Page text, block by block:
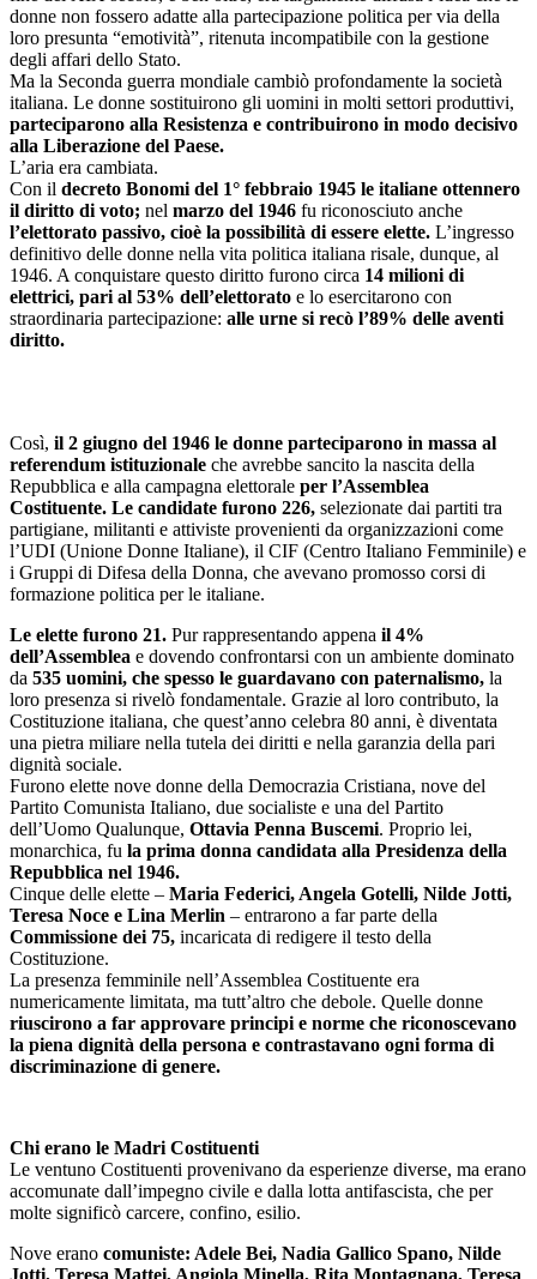
donne non fossero adatte alla partecipazione politica per via della
loro presunta “emotività”, ritenuta incompatibile con la gestione
degli affari dello Stato.
Ma la Seconda guerra mondiale cambiò profondamente la società
italiana. Le donne sostituirono gli uomini in molti settori produttivi,
parteciparono alla Resistenza e contribuirono in modo decisivo
alla Liberazione del Paese.
L’aria era cambiata.
Con il decreto Bonomi del 1° febbraio 1945 le italiane ottennero
il diritto di voto; nel marzo del 1946 fu riconosciuto anche
l’elettorato passivo, cioè la possibilità di essere elette. L’ingresso
definitivo delle donne nella vita politica italiana risale, dunque, al
1946. A conquistare questo diritto furono circa 14 milioni di
elettrici, pari al 53% dell’elettorato e lo esercitarono con
straordinaria partecipazione: alle urne si recò l’89% delle aventi
diritto.
Così, il 2 giugno del 1946 le donne parteciparono in massa al
referendum istituzionale che avrebbe sancito la nascita della
Repubblica e alla campagna elettorale per l’Assemblea
Costituente. Le candidate furono 226, selezionate dai partiti tra
partigiane, militanti e attiviste provenienti da organizzazioni come
l’UDI (Unione Donne Italiane), il CIF (Centro Italiano Femminile) e
i Gruppi di Difesa della Donna, che avevano promosso corsi di
formazione politica per le italiane.
Le elette furono 21. Pur rappresentando appena il 4%
dell’Assemblea e dovendo confrontarsi con un ambiente dominato
da 535 uomini, che spesso le guardavano con paternalismo, la
loro presenza si rivelò fondamentale. Grazie al loro contributo, la
Costituzione italiana, che quest’anno celebra 80 anni, è diventata
una pietra miliare nella tutela dei diritti e nella garanzia della pari
dignità sociale.
Furono elette nove donne della Democrazia Cristiana, nove del
Partito Comunista Italiano, due socialiste e una del Partito
dell’Uomo Qualunque, Ottavia Penna Buscemi. Proprio lei,
monarchica, fu la prima donna candidata alla Presidenza della
Repubblica nel 1946.
Cinque delle elette – Maria Federici, Angela Gotelli, Nilde Jotti,
Teresa Noce e Lina Merlin – entrarono a far parte della
Commissione dei 75, incaricata di redigere il testo della
Costituzione.
La presenza femminile nell’Assemblea Costituente era
numericamente limitata, ma tutt’altro che debole. Quelle donne
riuscirono a far approvare principi e norme che riconoscevano
la piena dignità della persona e contrastavano ogni forma di
discriminazione di genere.
Chi erano le Madri Costituenti
Le ventuno Costituenti provenivano da esperienze diverse, ma erano
accomunate dall’impegno civile e dalla lotta antifascista, che per
molte significò carcere, confino, esilio.
Nove erano comuniste: Adele Bei, Nadia Gallico Spano, Nilde